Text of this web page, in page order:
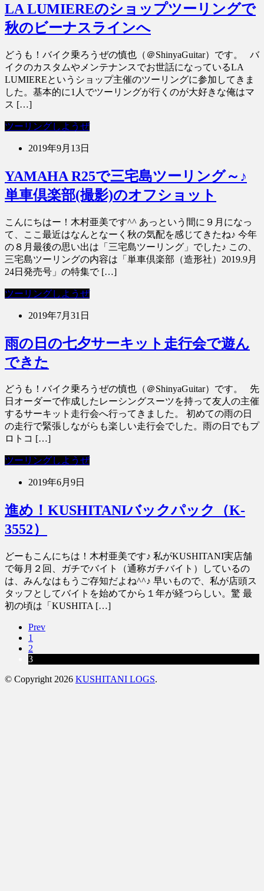
LA LUMIEREのショップツーリングで
秋のビーナスラインへ
どうも！バイク乗ろうぜの慎也（＠ShinyaGuitar）です。 バ
イクのカスタムやメンテナンスでお世話になっているLA
LUMIEREというショップ主催のツーリングに参加してきま
した。基本的に1人でツーリングが行くのが大好きな俺はマ
ス […]
ツーリングしようぜ
2019年9月13日
YAMAHA R25で三宅島ツーリング～♪
単車倶楽部(撮影)のオフショット
こんにちはー！木村亜美です^^ あっという間に９月になっ
て、ここ最近はなんとなーく秋の気配を感じてきたね♪ 今年
の８月最後の思い出は「三宅島ツーリング」でした♪ この、
三宅島ツーリングの内容は「単車倶楽部（造形社）2019.9月
24日発売号」の特集で […]
ツーリングしようぜ
2019年7月31日
雨の日の七夕サーキット走行会で遊ん
できた
どうも！バイク乗ろうぜの慎也（＠ShinyaGuitar）です。 先
日オーダーで作成したレーシングスーツを持って友人の主催
するサーキット走行会へ行ってきました。 初めての雨の日
の走行で緊張しながらも楽しい走行会でした。雨の日でもプ
ロトコ […]
ツーリングしようぜ
2019年6月9日
進め！KUSHITANIバックパック（K-
3552）
どーもこんにちは！木村亜美です♪ 私がKUSHITANI実店舗
で毎月２回、ガチでバイト（通称ガチバイト）しているの
は、みんなはもうご存知だよね^^♪ 早いもので、私が店頭ス
タッフとしてバイトを始めてから１年が経つらしい。驚 最
初の頃は「KUSHITA […]
Prev
1
2
3
© Copyright 2026 KUSHITANI LOGS.